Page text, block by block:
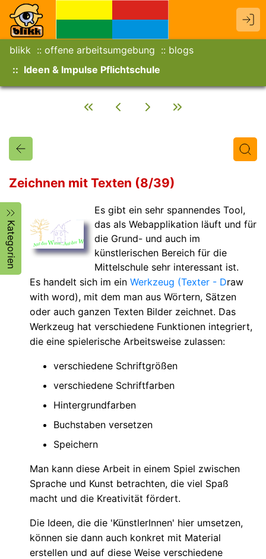
blikk offene arbeitsumgebung
blogs
Ideen & Impulse Pflichtschule
Autor/in
Zeichnen mit Texten (8/39)
Kategorien
Es gibt ein sehr spannendes Tool,
das als Webapplikation läuft und für
die Grund- und auch im
künstlerischen Bereich für die
Mittelschule sehr interessant ist.
Es handelt sich im ein Werkzeug (Texter - Draw
with word), mit dem man aus Wörtern, Sätzen
oder auch ganzen Texten Bilder zeichnet. Das
Werkzeug hat verschiedene Funktionen integriert,
die eine spielerische Arbeitsweise zulassen:
verschiedene Schriftgrößen
verschiedene Schriftfarben
Hintergrundfarben
Buchstaben versetzen
Speichern
Man kann diese Arbeit in einem Spiel zwischen
Sprache und Kunst betrachten, die viel Spaß
macht und die Kreativität fördert.
Die Ideen, die die 'KünstlerInnen' hier umsetzen,
können sie dann auch konkret mit Material
erstellen und auf diese Weise verschiedene